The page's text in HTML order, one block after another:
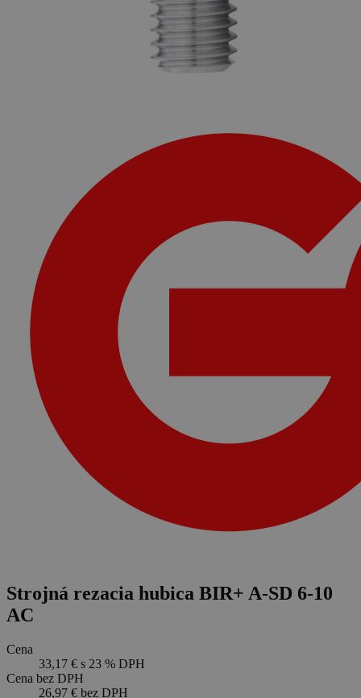
Strojná rezacia hubica BIR+ A-SD 6-10
AC
Cena
33,17 € s 23 % DPH
Cena bez DPH
26,97 € bez DPH